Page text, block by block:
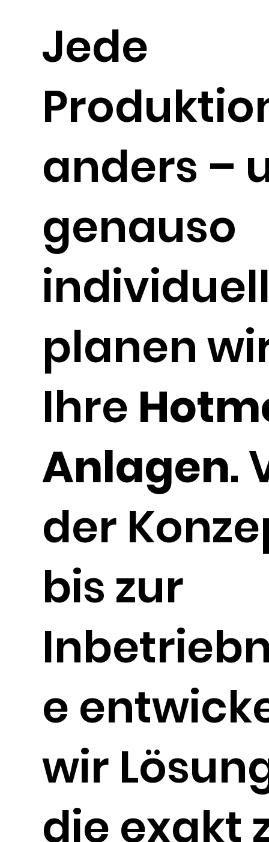
Jede
anders –
genauso
planen
Ihre
Anlagen.
der
bis zur
e
wir
die exakt